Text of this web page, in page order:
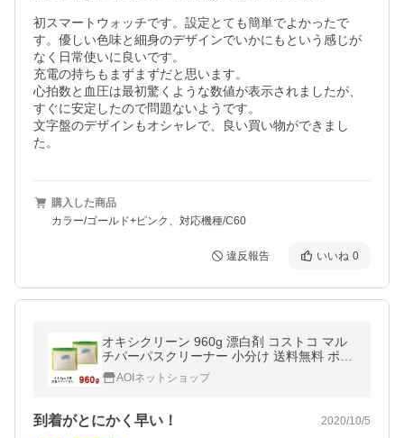
初スマートウォッチです。設定とても簡単でよかったで
す。優しい色味と細身のデザインでいかにもという感じが
なく日常使いに良いです。
充電の持ちもまずまずだと思います。
心拍数と血圧は最初驚くような数値が表示されましたが、
すぐに安定したので問題ないようです。
文字盤のデザインもオシャレで、良い買い物ができまし
購入した商品
カラー/ゴールド+ピンク、対応機種/C60
違反報告 いいね 0
オキシクリーン 960g 漂白剤 コストコ マル
チパーパスクリーナー 小分け 送料無料 ポイ
ント消化 クーポン
AOIネットショップ
到着がとにかく早い！ 2020/10/5